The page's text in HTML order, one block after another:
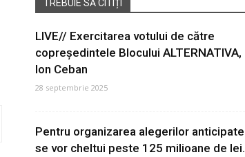
TREBUIE SĂ CITIȚI
LIVE// Exercitarea votului de către
copreședintele Blocului ALTERNATIVA,
Ion Ceban
28 septembrie 2025
Pentru organizarea alegerilor anticipate
se vor cheltui peste 125 milioane de lei.